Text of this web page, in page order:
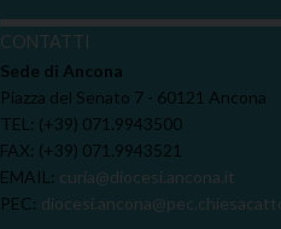
CONTATTI
Sede di Ancona
Piazza del Senato 7 - 60121 Ancona
TEL: (+39) 071.9943500
FAX: (+39) 071.9943521
EMAIL: curia@diocesi.ancona.it
PEC: